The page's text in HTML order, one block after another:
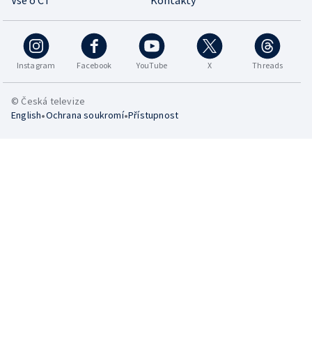
Instagram Facebook YouTube X Threads
© Česká televize
English•Ochrana soukromí•Přístupnost